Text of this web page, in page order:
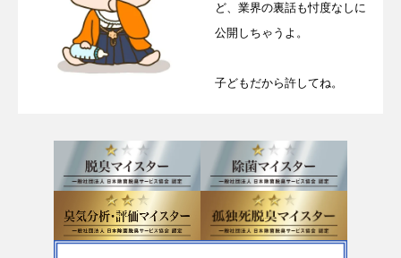
ど、業界の裏話も忖度なしに
公開しちゃうよ。
子どもだから許してね。